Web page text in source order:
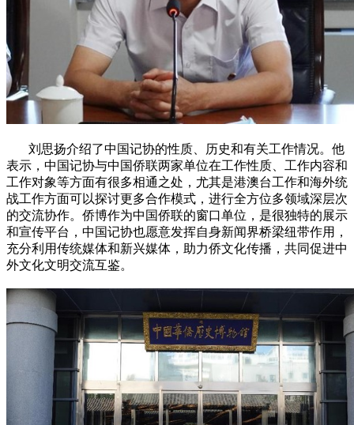
刘思扬介绍了中国记协的性质、历史和有关工作情况。他
表示，中国记协与中国侨联两家单位在工作性质、工作内容和
工作对象等方面有很多相通之处，尤其是港澳台工作和海外统
战工作方面可以探讨更多合作模式，进行全方位多领域深层次
的交流协作。侨博作为中国侨联的窗口单位，是很独特的展示
和宣传平台，中国记协也愿意发挥自身新闻界桥梁纽带作用，
充分利用传统媒体和新兴媒体，助力侨文化传播，共同促进中
外文化文明交流互鉴。